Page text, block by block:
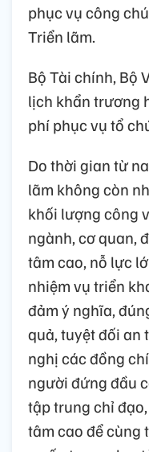
phục vụ công
Triển lãm.
Bộ Tài chính, Bộ
lịch khẩn trương
phí phục vụ tổ
Do thời gian từ
lãm không còn
khối lượng công
ngành, cơ quan,
tâm cao, nỗ lực
nhiệm vụ triển
đảm ý nghĩa,
quả, tuyệt đối an
nghị các đồng
người đứng đầu
tập trung chỉ
tâm cao để cùng